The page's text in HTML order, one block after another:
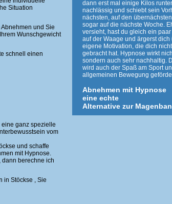
Situation
und Sie
Wunschgewicht
schnell einen
ganz spezielle
vom
und schaffe
mit Hypnose.
dann berechne ich
in Stöckse , Sie
dann erst mal einige Kilos
nachlässig und schiebt sein
nächsten, auf den
sogar auf die nächste Woche.
versieht, hast du gleich ein
auf der Waage und ärgerst dich
eigene Motivation, die dich
gebracht hat. Hypnose wirkt
sondern auch sehr nachhaltig.
wird auch der Spaß am Sport
allgemeinen Bewegung
Abnehmen mit Hypnose
eine echte
Alternative zur